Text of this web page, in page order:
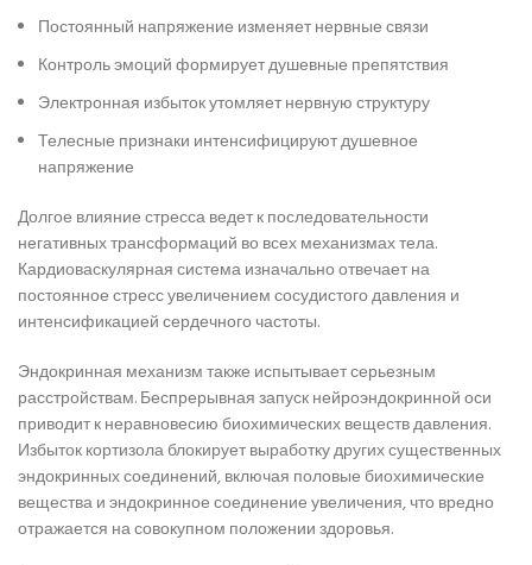
Постоянный напряжение изменяет нервные связи
Контроль эмоций формирует душевные препятствия
Электронная избыток утомляет нервную структуру
Телесные признаки интенсифицируют душевное
напряжение
Долгое влияние стресса ведет к последовательности
негативных трансформаций во всех механизмах тела.
Кардиоваскулярная система изначально отвечает на
постоянное стресс увеличением сосудистого давления и
интенсификацией сердечного частоты.
Эндокринная механизм также испытывает серьезным
расстройствам. Беспрерывная запуск нейроэндокринной оси
приводит к неравновесию биохимических веществ давления.
Избыток кортизола блокирует выработку других существенных
эндокринных соединений, включая половые биохимические
вещества и эндокринное соединение увеличения, что вредно
отражается на совокупном положении здоровья.